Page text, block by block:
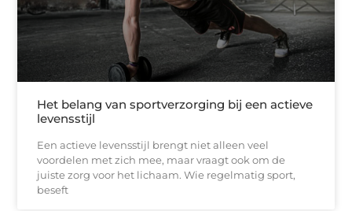
Het belang van sportverzorging bij een actieve
levensstijl
Een actieve levensstijl brengt niet alleen veel
voordelen met zich mee, maar vraagt ook om de
juiste zorg voor het lichaam. Wie regelmatig sport,
beseft